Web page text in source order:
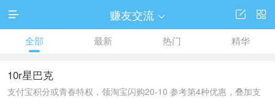
 赚友交流  

全部 最新 热门 精华
10r星巴克
支付宝积分或青春特权，领淘宝闪购20-10 参考第4种优惠，叠加支